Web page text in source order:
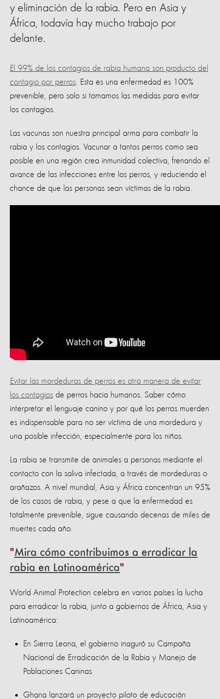
y eliminación de la rabia. Pero en Asia y
África, todavía hay mucho trabajo por
delante.
El 99% de los contagios de rabia humana son producto del
contagio por perros . Esta es una enfermedad es 100%
prevenible, pero solo si tomamos las medidas para evitar
los contagios.
Las vacunas son nuestra principal arma para combatir la
rabia y los contagios. Vacunar a tantos perros como sea
posible en una región crea inmunidad colectiva, frenando el
avance de las infecciones entre los perros, y reduciendo el
chance de que las personas sean víctimas de la rabia.
Evitar las mordeduras de perros es otra manera de evitar
los contagios de perros hacia humanos. Saber cómo
interpretar el lenguaje canino y por qué los perros muerden
es indispensable para no ser víctima de una mordedura y
una posible infección, especialmente para los niños.
La rabia se transmite de animales a personas mediante el
contacto con la saliva infectada, a través de mordeduras o
arañazos. A nivel mundial, Asia y África concentran un 95%
de los casos de rabia, y pese a que la enfermedad es
totalmente prevenible, sigue causando decenas de miles de
muertes cada año.
Mira cómo contribuimos a erradicar la
rabia en Latinoamérica
World Animal Protection celebra en varios países la lucha
para erradicar la rabia, junto a gobiernos de África, Asia y
Latinoamérica:
En Sierra Leona, el gobierno inaguró su Campaña
Nacional de Erradicación de la Rabia y Manejo de
Poblaciones Caninas
Ghana lanzará un proyecto piloto de educación